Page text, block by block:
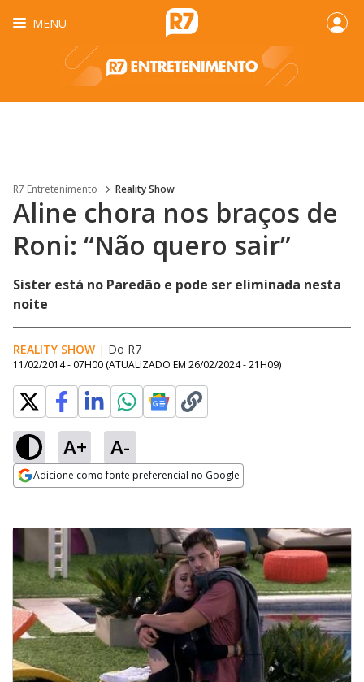
MENU
R7 Entretenimento Reality Show
Aline chora nos braços de
Roni: “Não quero sair”
Sister está no Paredão e pode ser eliminada nesta
noite
REALITY SHOW | Do R7
11/02/2014 - 07H00 (ATUALIZADO EM 26/02/2024 - 21H09)
A+ A-
Adicione como fonte preferencial no Google